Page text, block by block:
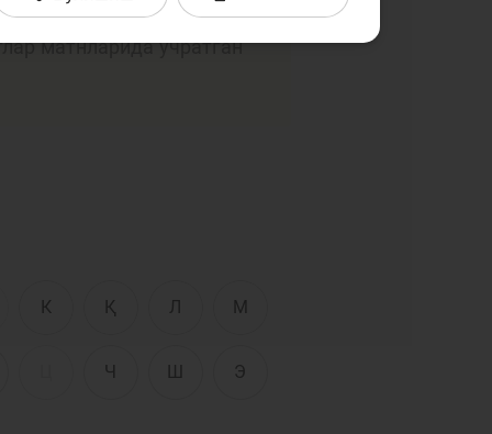
Интерактив
ҳаракат қилдик.
матнларида учратган
К Қ Л М
Ч Ш Э